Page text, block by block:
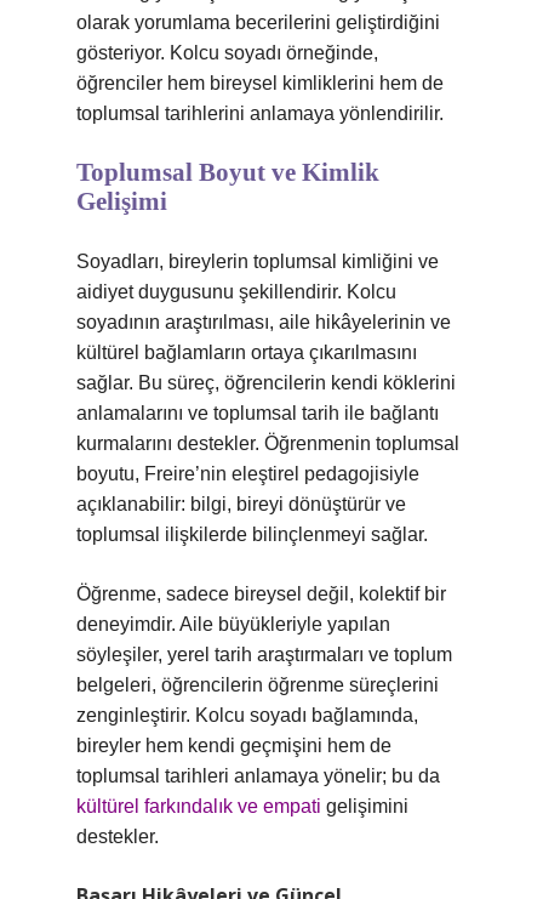
olarak yorumlama becerilerini geliştirdiğini
gösteriyor. Kolcu soyadı örneğinde,
öğrenciler hem bireysel kimliklerini hem de
toplumsal tarihlerini anlamaya yönlendirilir.
Toplumsal Boyut ve Kimlik
Gelişimi
Soyadları, bireylerin toplumsal kimliğini ve
aidiyet duygusunu şekillendirir. Kolcu
soyadının araştırılması, aile hikâyelerinin ve
kültürel bağlamların ortaya çıkarılmasını
sağlar. Bu süreç, öğrencilerin kendi köklerini
anlamalarını ve toplumsal tarih ile bağlantı
kurmalarını destekler. Öğrenmenin toplumsal
boyutu, Freire’nin eleştirel pedagojisiyle
açıklanabilir: bilgi, bireyi dönüştürür ve
toplumsal ilişkilerde bilinçlenmeyi sağlar.
Öğrenme, sadece bireysel değil, kolektif bir
deneyimdir. Aile büyükleriyle yapılan
söyleşiler, yerel tarih araştırmaları ve toplum
belgeleri, öğrencilerin öğrenme süreçlerini
zenginleştirir. Kolcu soyadı bağlamında,
bireyler hem kendi geçmişini hem de
toplumsal tarihleri anlamaya yönelir; bu da
kültürel farkındalık ve empati gelişimini
destekler.